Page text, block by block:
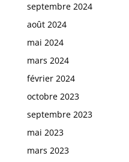
septembre 2024
août 2024
mai 2024
mars 2024
février 2024
octobre 2023
septembre 2023
mai 2023
mars 2023